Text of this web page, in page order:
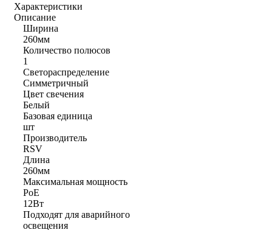
Характеристики
Описание
Ширина
260мм
Количество полюсов
1
Светораспределение
Симметричный
Цвет свечения
Белый
Базовая единица
шт
Производитель
RSV
Длина
260мм
Максимальная мощность
PoE
12Вт
Подходят для аварийного
освещения